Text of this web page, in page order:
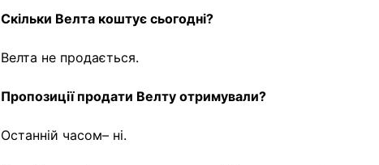
Скільки Велта коштує сьогодні?
Велта не продається.
Пропозиції продати Велту отримували?
Останній часом– ні.